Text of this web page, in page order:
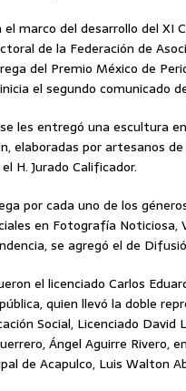
el marco del desarrollo del XI
de la Federación de
del Premio México de
el segundo comunicado
les entregó una escultura
elaboradas por artesanos
H. Jurado Calificador.
por cada uno de los
en Fotografía
se agregó el de
el licenciado Carlos
quien llevó la doble
Social, Licenciado
Ángel Aguirre Rivero,
de Acapulco, Luis Walton